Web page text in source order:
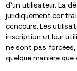
d’un utilisateur. La
juridiquement
concours. Les
inscription et leur
ne sont pas forcées,
quelque manière que